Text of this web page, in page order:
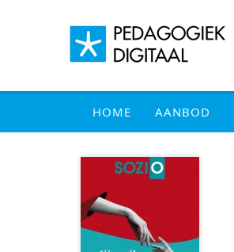
HOME AANBOD